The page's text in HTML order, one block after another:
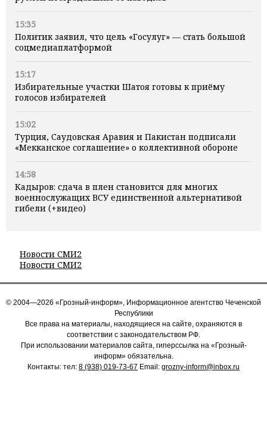
15:35
Политик заявил, что цель «Госулуг» — стать большой
соцмедиаплатформой
15:17
Избирательные участки Шатоя готовы к приёму
голосов избирателей
15:02
Турция, Саудовская Аравия и Пакистан подписали
«Мекканское соглашение» о коллективной обороне
14:58
Кадыров: сдача в плен становится для многих
военнослужащих ВСУ единственной альтернативой
гибели (+видео)
Новости СМИ2
Новости СМИ2
© 2004—2026 «Грозный-информ», Информационное агентство Чеченской
Республики
Все права на материалы, находящиеся на сайте, охраняются в
соответствии с законодательством РФ.
При использовании материалов сайта, гиперссылка на «Грозный-
информ» обязательна.
Контакты: тел: 8 (938) 019-73-67 Email: grozny-inform@inbox.ru